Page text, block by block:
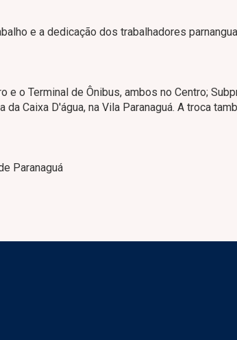
e a dedicação dos trabalhadores
e o Terminal de Ônibus, ambos no Centro;
Caixa D'água, na Vila Paranaguá. A troca
Paranaguá